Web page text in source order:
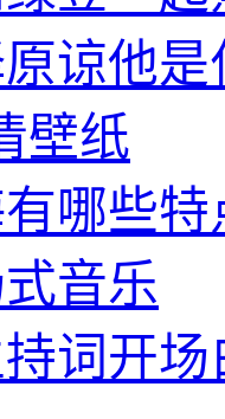
谅他是
壁纸
哪些
音乐
词开场